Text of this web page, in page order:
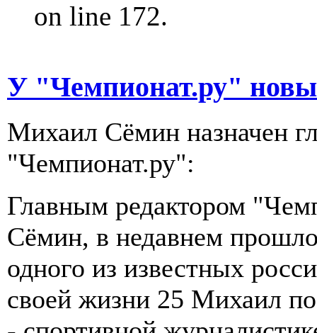
on line 172.
У "Чемпионат.ру"
Михаил Сёмин назначен
"Чемпионат.ру":
Главным редактором
Сёмин, в недавнем
одного из известных
своей жизни 25 Михаил